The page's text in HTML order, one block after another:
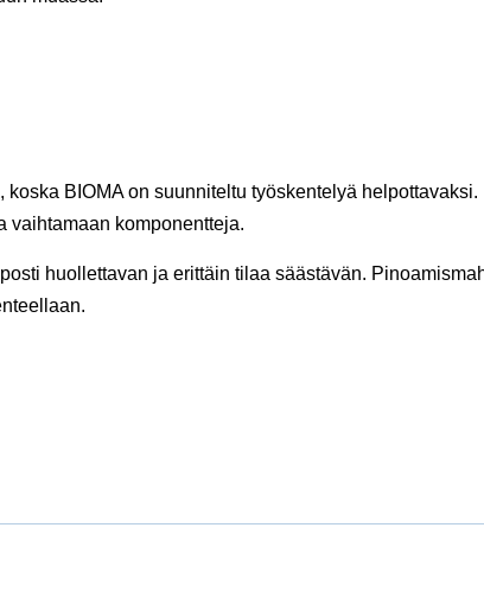
BIOMA on suunniteltu työskentelyä
vaihtamaan komponentteja.
huollettavan ja erittäin tilaa säästävän.